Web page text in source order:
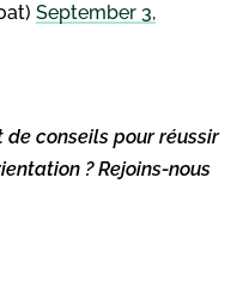
September 3,
de conseils pour réussir
? Rejoins-nous